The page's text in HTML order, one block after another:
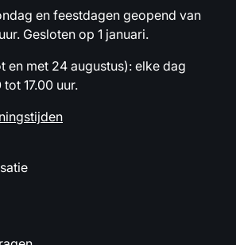
en feestdagen geopend van
Gesloten op 1 januari.
en met 24 augustus): elke dag
17.00 uur.